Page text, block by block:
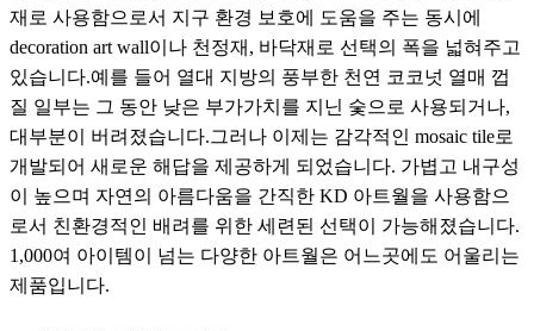
재로 사용함으로서 지구 환경 보호에 도움을 주는 동시에
decoration art wall이나 천정재, 바닥재로 선택의 폭을 넓혀주고
있습니다.예를 들어 열대 지방의 풍부한 천연 코코넛 열매 껍
질 일부는 그 동안 낮은 부가가치를 지닌 숯으로 사용되거나,
대부분이 버려졌습니다.그러나 이제는 감각적인 mosaic tile로
개발되어 새로운 해답을 제공하게 되었습니다. 가볍고 내구성
이 높으며 자연의 아름다움을 간직한 KD 아트월을 사용함으
로서 친환경적인 배려를 위한 세련된 선택이 가능해졌습니다.
1,000여 아이템이 넘는 다양한 아트월은 어느곳에도 어울리는
제품입니다.